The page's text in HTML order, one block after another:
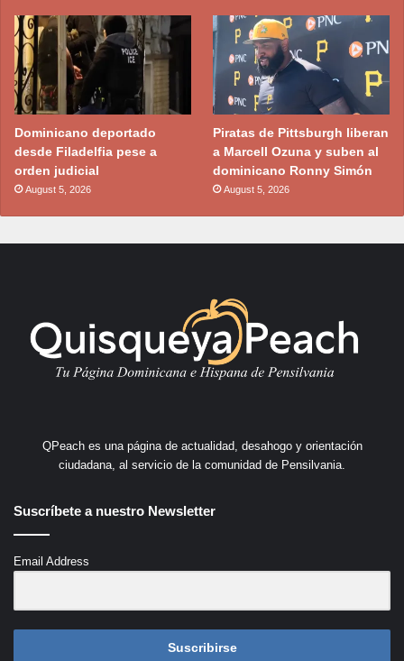
Dominicano deportado
desde Filadelfia pese a
orden judicial
August 5, 2026
Piratas de Pittsburgh liberan
a Marcell Ozuna y suben al
dominicano Ronny Simón
August 5, 2026
QPeach es una página de actualidad, desahogo y orientación
ciudadana, al servicio de la comunidad de Pensilvania.
Suscríbete a nuestro Newsletter
Email Address
Suscribirse